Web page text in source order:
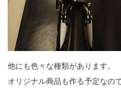
他にも色々な種類があります。
オリジナル商品も作る予定なの